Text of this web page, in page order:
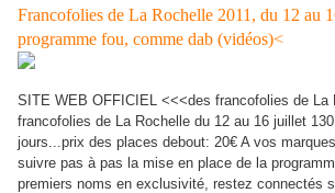
Francofolies de La Rochelle 2011, du 12 au
programme fou, comme dab (vidéos)<
SITE WEB OFFICIEL <<<des francofolies de La
francofolies de La Rochelle du 12 au 16 juillet
jours...prix des places debout: 20€ A vos
suivre pas à pas la mise en place de la
premiers noms en exclusivité, restez connectés